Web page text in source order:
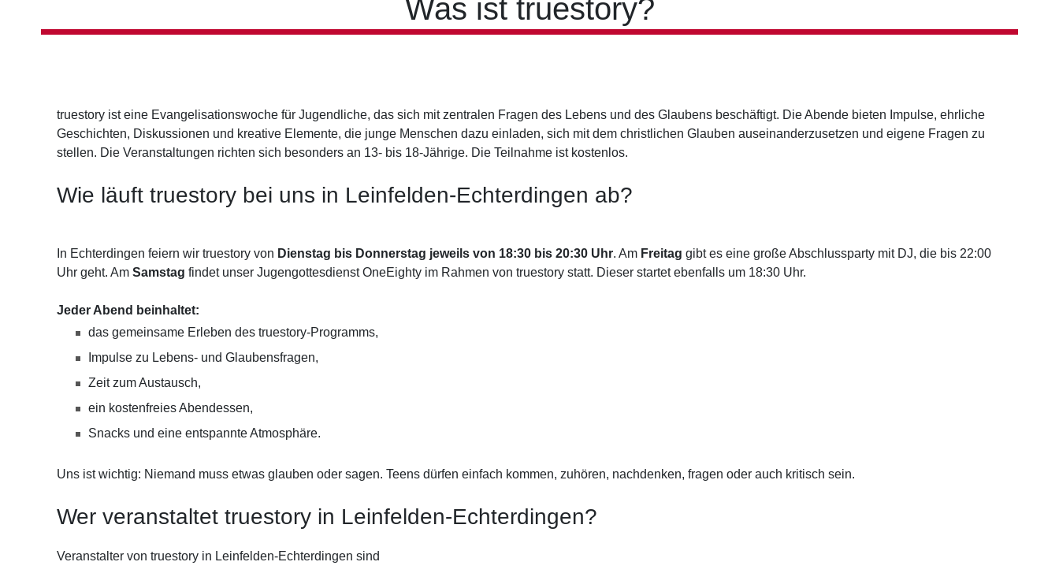
Was ist truestory?
truestory ist eine Evangelisationswoche für Jugendliche, das sich mit zentralen Fragen des Lebens und des Glaubens beschäftigt. Die Abende bieten Impulse, ehrliche
Geschichten, Diskussionen und kreative Elemente, die junge Menschen dazu einladen, sich mit dem christlichen Glauben auseinanderzusetzen und eigene Fragen zu
stellen. Die Veranstaltungen richten sich besonders an 13- bis 18-Jährige. Die Teilnahme ist kostenlos.
Wie läuft truestory bei uns in Leinfelden-Echterdingen ab?
In Echterdingen feiern wir truestory von Dienstag bis Donnerstag jeweils von 18:30 bis 20:30 Uhr. Am Freitag gibt es eine große Abschlussparty mit DJ, die bis 22:00
Uhr geht. Am Samstag findet unser Jugengottesdienst OneEighty im Rahmen von truestory statt. Dieser startet ebenfalls um 18:30 Uhr.
Jeder Abend beinhaltet:
das gemeinsame Erleben des truestory-Programms,
Impulse zu Lebens- und Glaubensfragen,
Zeit zum Austausch,
ein kostenfreies Abendessen,
Snacks und eine entspannte Atmosphäre.
Uns ist wichtig: Niemand muss etwas glauben oder sagen. Teens dürfen einfach kommen, zuhören, nachdenken, fragen oder auch kritisch sein.
Wer veranstaltet truestory in Leinfelden-Echterdingen?
Veranstalter von truestory in Leinfelden-Echterdingen sind